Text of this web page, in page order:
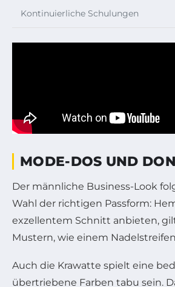
Kontinuierliche Schulungen
MODE-DOS UND
Der männliche Business-Look
Wahl der richtigen Passform:
exzellentem Schnitt anbieten,
Mustern, wie einem
Auch die Krawatte spielt eine
übertriebene Farben tabu sein.